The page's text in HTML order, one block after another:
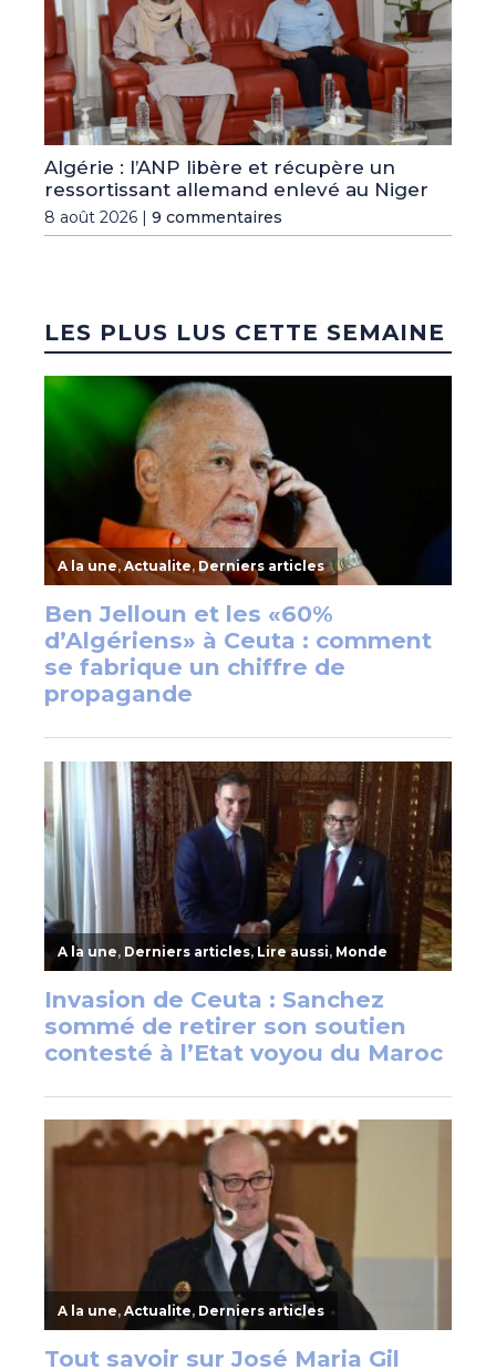
Algérie : l’ANP libère et récupère un
ressortissant allemand enlevé au Niger
8 août 2026 | 9 commentaires
LES PLUS LUS CETTE SEMAINE